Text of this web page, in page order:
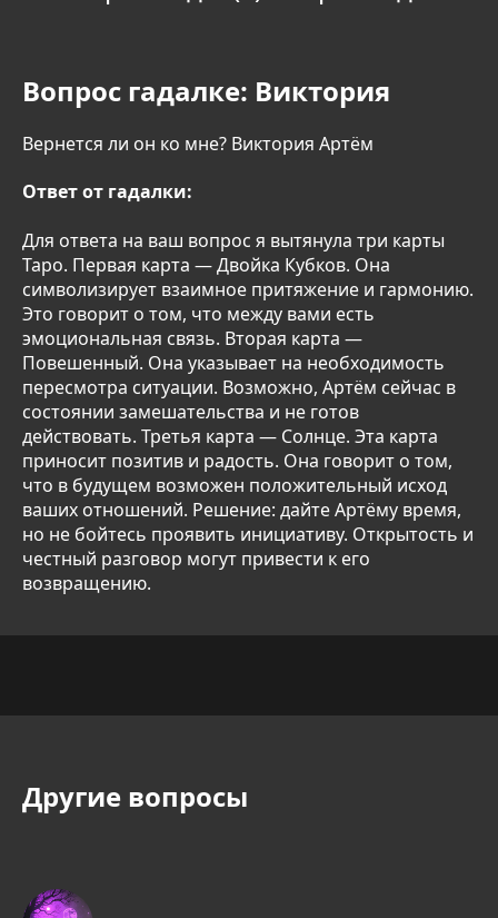
Вопрос гадалке: Виктория
Вернется ли он ко мне? Виктория Артём
Ответ от гадалки:
Для ответа на ваш вопрос я вытянула три карты
Таро. Первая карта — Двойка Кубков. Она
символизирует взаимное притяжение и гармонию.
Это говорит о том, что между вами есть
эмоциональная связь. Вторая карта —
Повешенный. Она указывает на необходимость
пересмотра ситуации. Возможно, Артём сейчас в
состоянии замешательства и не готов
действовать. Третья карта — Солнце. Эта карта
приносит позитив и радость. Она говорит о том,
что в будущем возможен положительный исход
ваших отношений. Решение: дайте Артёму время,
но не бойтесь проявить инициативу. Открытость и
честный разговор могут привести к его
возвращению.
Другие вопросы